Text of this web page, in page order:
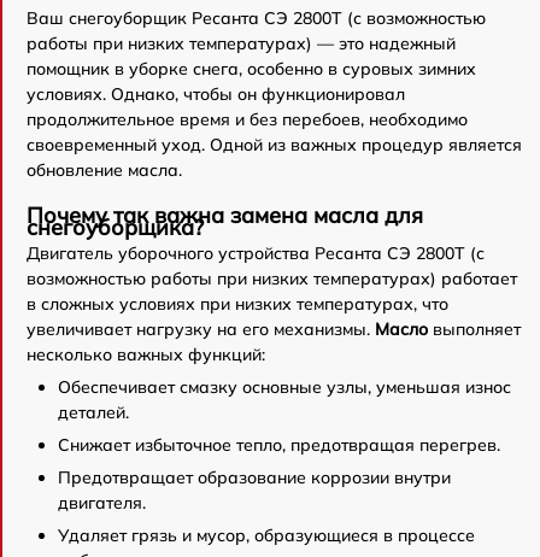
Ваш снегоуборщик Ресанта СЭ 2800Т (с возможностью
работы при низких температурах) — это надежный
помощник в уборке снега, особенно в суровых зимних
условиях. Однако, чтобы он функционировал
продолжительное время и без перебоев, необходимо
своевременный уход. Одной из важных процедур является
обновление масла.
Почему так важна замена масла для
снегоуборщика?
Двигатель уборочного устройства Ресанта СЭ 2800Т (с
возможностью работы при низких температурах) работает
в сложных условиях при низких температурах, что
увеличивает нагрузку на его механизмы. Масло выполняет
несколько важных функций:
Обеспечивает смазку основные узлы, уменьшая износ
деталей.
Снижает избыточное тепло, предотвращая перегрев.
Предотвращает образование коррозии внутри
двигателя.
Удаляет грязь и мусор, образующиеся в процессе